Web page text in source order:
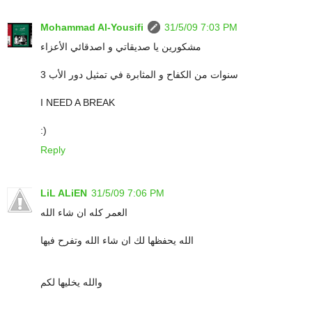
Mohammad Al-Yousifi
31/5/09 7:03 PM
مشكورين يا صديقاتي و اصدقائي الأعزاء
3 سنوات من الكفاح و المثابرة في تمثيل دور الأب
I NEED A BREAK
:)
Reply
LiL ALiEN 31/5/09 7:06 PM
العمر كله ان شاء الله
الله يحفظها لك ان شاء الله وتفرح فيها
والله يخليها لكم